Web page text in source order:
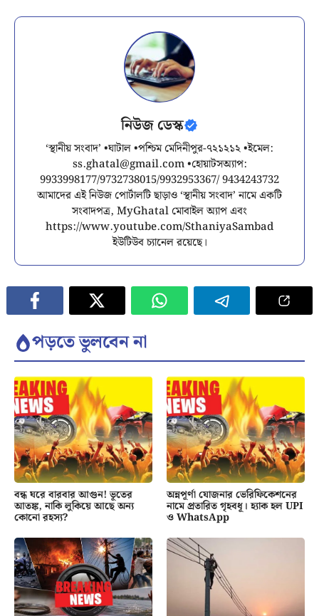
নিউজ ডেস্ক
‘স্থানীয় সংবাদ’ •ঘাটাল •পশ্চিম মেদিনীপুর-৭২১২১২ •ইমেল:
ss.ghatal@gmail.com•হোয়াটসঅ্যাপ:
9933998177/9732738015/9932953367/ 9434243732
আমাদের এই নিউজ পোর্টালটি ছাড়াও ‘স্থানীয় সংবাদ’ নামে একটি
সংবাদপত্র, MyGhatal মোবাইল অ্যাপ এবং
https://www.youtube.com/SthaniyaSambad
ইউটিউব চ্যানেল রয়েছে।
পড়তে ভুলবেন না
বন্ধ ঘরে বারবার আগুন! ভূতের
আতঙ্ক, নাকি লুকিয়ে আছে অন্য
কোনো রহস্য?
অন্নপূর্ণা যোজনার ভেরিফিকেশনের
নামে প্রতারিত গৃহবধূ। হ্যাক হল UPI
ও WhatsApp